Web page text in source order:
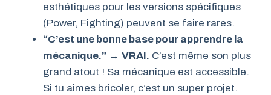
esthétiques pour les versions spécifiques
(Power, Fighting) peuvent se faire rares.
“C’est une bonne base pour apprendre la
mécanique.” → VRAI. C’est même son plus
grand atout ! Sa mécanique est accessible.
Si tu aimes bricoler, c’est un super projet.